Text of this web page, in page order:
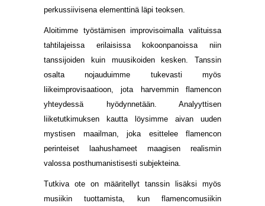
perkussiivisena elementtinä läpi teoksen.
Aloitimme työstämisen improvisoimalla valituissa
tahtilajeissa erilaisissa kokoonpanoissa niin
tanssijoiden kuin muusikoiden kesken. Tanssin
osalta nojauduimme tukevasti myös
liikeimprovisaatioon, jota harvemmin flamencon
yhteydessä hyödynnetään. Analyyttisen
liiketutkimuksen kautta löysimme aivan uuden
mystisen maailman, joka esittelee flamencon
perinteiset laahushameet maagisen realismin
valossa posthumanistisesti subjekteina.
Tutkiva ote on määritellyt tanssin lisäksi myös
musiikin tuottamista, kun flamencomusiikin